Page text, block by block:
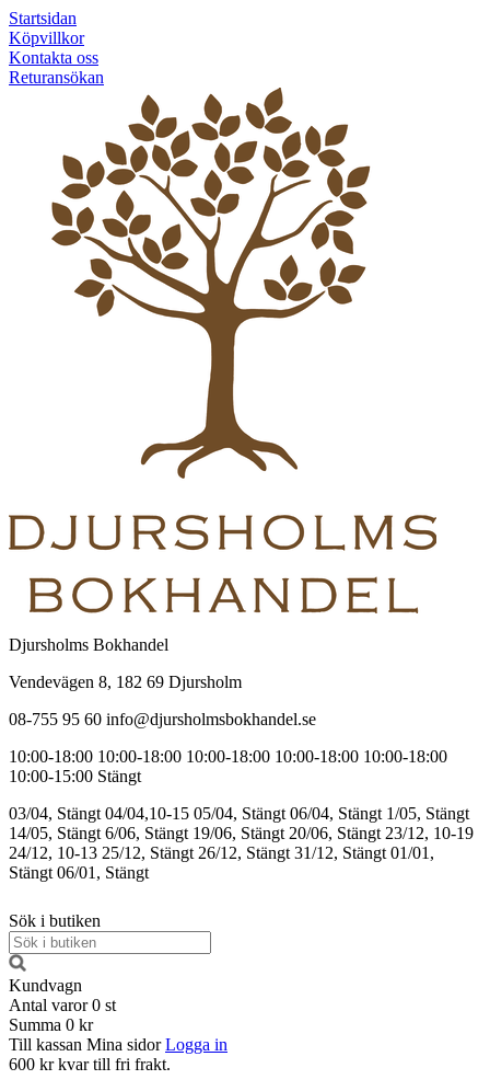
Startsidan
Köpvillkor
Kontakta oss
Returansökan
Djursholms Bokhandel
Vendevägen 8, 182 69 Djursholm
08-755 95 60 info@djursholmsbokhandel.se
10:00-18:00 10:00-18:00 10:00-18:00 10:00-18:00 10:00-18:00
10:00-15:00 Stängt
03/04, Stängt 04/04,10-15 05/04, Stängt 06/04, Stängt 1/05, Stängt
14/05, Stängt 6/06, Stängt 19/06, Stängt 20/06, Stängt 23/12, 10-19
24/12, 10-13 25/12, Stängt 26/12, Stängt 31/12, Stängt 01/01,
Stängt 06/01, Stängt
Sök i butiken
Kundvagn
Antal varor 0 st
Summa 0 kr
Till kassan Mina sidor Logga in
600 kr kvar till fri frakt.